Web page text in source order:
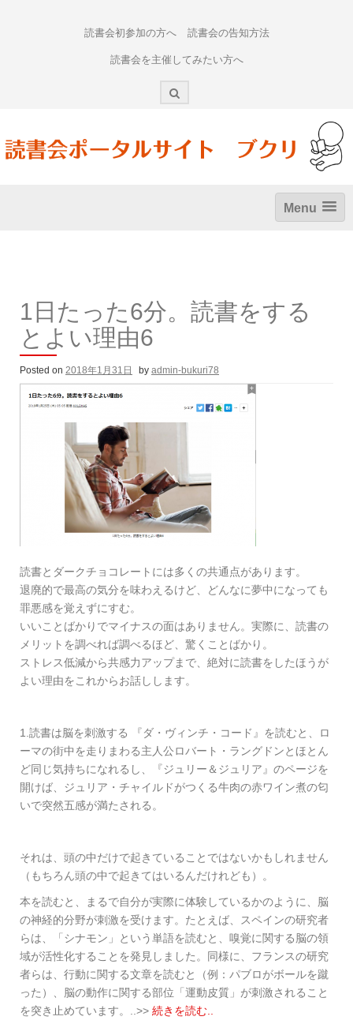
読書会初参加の方へ 読書会の告知方法
読書会を主催してみたい方へ
Menu
1日たった6分。読書をする
とよい理由6
Posted on 2018年1月31日 by admin-bukuri78
読書とダークチョコレートには多くの共通点があります。
退廃的で最高の気分を味わえるけど、どんなに夢中になっても
罪悪感を覚えずにすむ。
いいことばかりでマイナスの面はありません。実際に、読書の
メリットを調べれば調べるほど、驚くことばかり。
ストレス低減から共感力アップまで、絶対に読書をしたほうが
よい理由をこれからお話しします。
1.読書は脳を刺激する 『ダ・ヴィンチ・コード』を読むと、ロ
ーマの街中を走りまわる主人公ロバート・ラングドンとほとん
ど同じ気持ちになれるし、『ジュリー＆ジュリア』のページを
開けば、ジュリア・チャイルドがつくる牛肉の赤ワイン煮の匂
いで突然五感が満たされる。
それは、頭の中だけで起きていることではないかもしれません
（もちろん頭の中で起きてはいるんだけれども）。
本を読むと、まるで自分が実際に体験しているかのように、脳
の神経的分野が刺激を受けます。たとえば、スペインの研究者
らは、「シナモン」という単語を読むと、嗅覚に関する脳の領
域が活性化することを発見しました。同様に、フランスの研究
者らは、行動に関する文章を読むと（例：パブロがボールを蹴
った）、脳の動作に関する部位「運動皮質」が刺激されること
を突き止めています。..>> 続きを読む..